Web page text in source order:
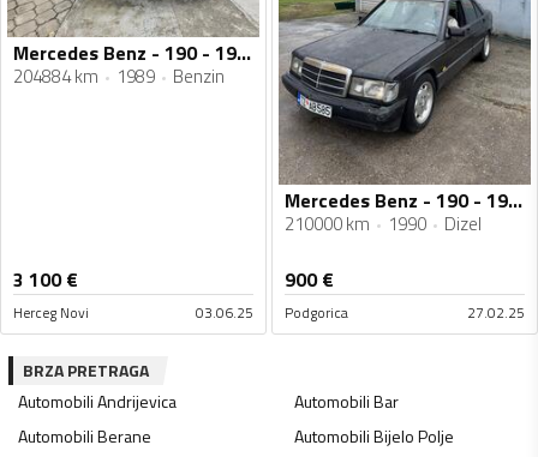
Mercedes Benz - 190 - 190e
204884 km 1989 Benzin
3 100€
Herceg Novi 03.06.25
Mercedes Benz - 190 - 190D 2.0
210000 km 1990 Dizel
900€
Podgorica 27.02.25
BRZA PRETRAGA
AutomobiliAndrijevica AutomobiliBar
AutomobiliBerane AutomobiliBijelo Polje